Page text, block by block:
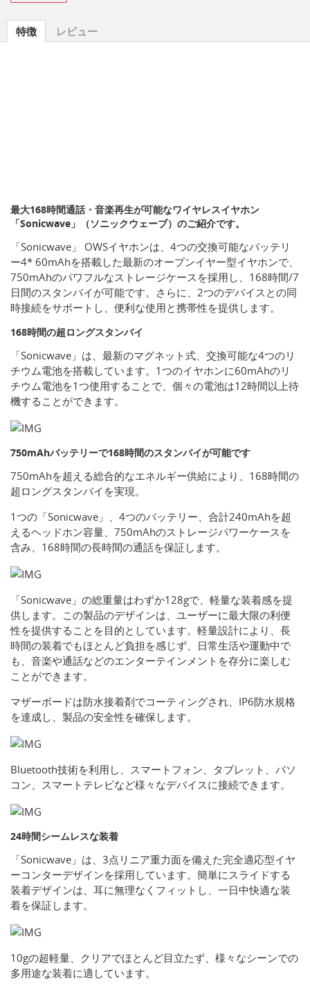
特徴 レビュー
最大168時間通話・音楽再生が可能なワイヤレスイヤホン
「Sonicwave」（ソニックウェーブ）のご紹介です。
「Sonicwave」 OWSイヤホンは、4つの交換可能なバッテリ
ー4* 60mAhを搭載した最新のオープンイヤー型イヤホンで、
750mAhのパワフルなストレージケースを採用し、168時間/7
日間のスタンバイが可能です。さらに、2つのデバイスとの同
時接続をサポートし、便利な使用と携帯性を提供します。
168時間の超ロングスタンバイ
「Sonicwave」は、最新のマグネット式、交換可能な4つのリ
チウム電池を搭載しています。1つのイヤホンに60mAhのリ
チウム電池を1つ使用することで、個々の電池は12時間以上待
機することができます。
750mAhバッテリーで168時間のスタンバイが可能です
750mAhを超える総合的なエネルギー供給により、168時間の
超ロングスタンバイを実現。
1つの「Sonicwave」、4つのバッテリー、合計240mAhを超
えるヘッドホン容量、750mAhのストレージパワーケースを
含み、168時間の長時間の通話を保証します。
「Sonicwave」の総重量はわずか128gで、軽量な装着感を提
供します。この製品のデザインは、ユーザーに最大限の利便
性を提供することを目的としています。軽量設計により、長
時間の装着でもほとんど負担を感じず、日常生活や運動中で
も、音楽や通話などのエンターテインメントを存分に楽しむ
ことができます。
マザーボードは防水接着剤でコーティングされ、IP6防水規格
を達成し、製品の安全性を確保します。
Bluetooth技術を利用し、スマートフォン、タブレット、パソ
コン、スマートテレビなど様々なデバイスに接続できます。
24時間シームレスな装着
「Sonicwave」は、3点リニア重力面を備えた完全適応型イヤ
ーコンターデザインを採用しています。簡単にスライドする
装着デザインは、耳に無理なくフィットし、一日中快適な装
着を保証します。
10gの超軽量、クリアでほとんど目立たず、様々なシーンでの
多用途な装着に適しています。